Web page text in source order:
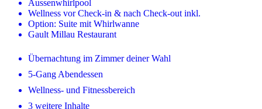
Aussenwhirlpool
Wellness vor Check-in & nach Check-out inkl.
Option: Suite mit Whirlwanne
Gault Millau Restaurant
Übernachtung im Zimmer deiner Wahl
5-Gang Abendessen
Wellness- und Fitnessbereich
3 weitere Inhalte